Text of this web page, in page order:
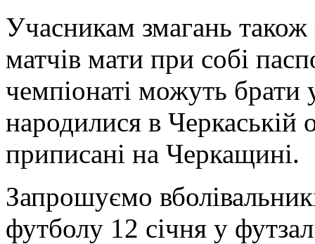
Учасникам змагань
матчів мати при собі
чемпіонаті можуть брати
народилися в Черкаській
приписані на Черкащині.
Запрошуємо
футболу 12 січня у